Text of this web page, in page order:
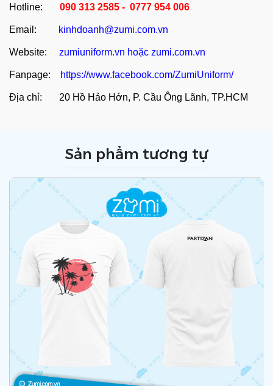
Hotline: 090 313 2585 - 0777 954 006
Email: kinhdoanh@zumi.com.vn
Website: zumiuniform.vn hoặc zumi.com.vn
Fanpage: https://www.facebook.com/ZumiUniform/
Địa chỉ: 20 Hồ Hảo Hớn, P. Cầu Ông Lãnh, TP.HCM
Sản phẩm tương tự